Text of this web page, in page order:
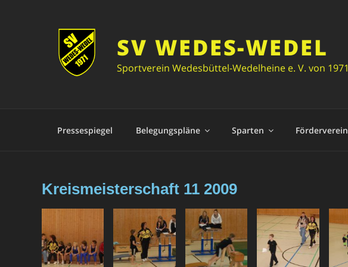
SV WEDES-WEDEL
Sportverein Wedesbüttel-Wedelheine e. V. von 1971
Pressespiegel Belegungspläne Sparten Förderverein
Kreismeisterschaft 11 2009